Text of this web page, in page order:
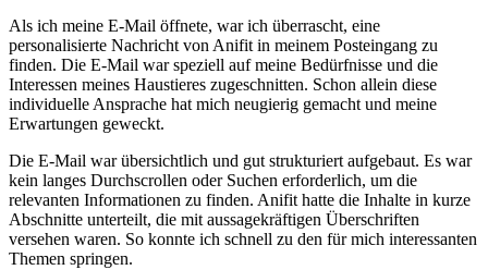
Als ich meine E-Mail öffnete, war ⁤ich überrascht, eine
‍personalisierte ⁣Nachricht ⁢von ​Anifit in meinem Posteingang zu
⁢finden. Die⁢ E-Mail war speziell ‍auf meine Bedürfnisse und die
Interessen meines Haustieres zugeschnitten. ​Schon allein‍ diese
individuelle⁤ Ansprache hat mich neugierig ⁤gemacht und meine⁢
Erwartungen geweckt.
Die E-Mail war übersichtlich und gut strukturiert aufgebaut. Es war
kein langes Durchscrollen oder‍ Suchen erforderlich, um die
relevanten Informationen zu finden. Anifit hatte die Inhalte in kurze
Abschnitte unterteilt, ‍die mit aussagekräftigen ⁣Überschriften
versehen​ waren. So konnte ich schnell zu den für mich interessanten
Themen springen.